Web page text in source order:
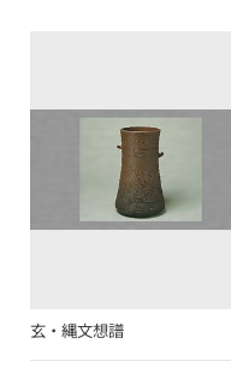
玄・縄文想譜